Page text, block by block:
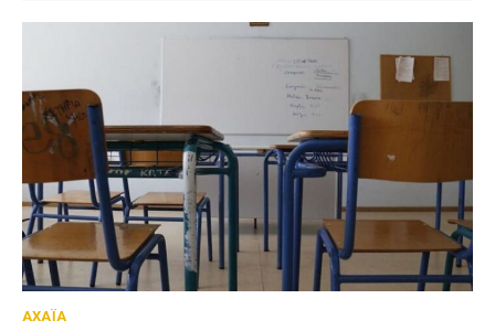
ΑΧΑΪΑ